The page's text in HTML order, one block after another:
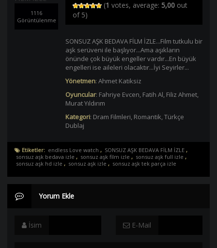
1116
Görüntülenme
(1 votes, average: 5,00out
of 5)
SONSUZ AŞK BEDAVA FİLM İZLE...Film tutkulu bir
aşk serüveni ile başlıyor...Ama aşıkların
önünde çok büyük engeller vardır...En büyük
engelleri ise aileleri olacaktır...İyi Seyirler...
Yönetmen: Ahmet Katiksiz
Oyuncular: Fahriye Evcen, Fatih Al, Filiz Ahmet,
Murat Yıldırım
Kategori: Dram Filmleri, Romantik,Türkçe
Dublaj
Etiketler: endless Love watch , SONSUZ AŞK BEDAVA FİLM İZLE ,
sonsuz aşk bedava izle , sonsuz aşk film izle , sonsuz aşk full izle ,
sonsuz aşk hd izle , sonsuz aşk izle , sonsuz aşk tek parça izle
Yorum Ekle
İsim E-Mail